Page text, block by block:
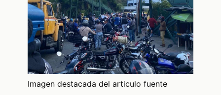
Imagen destacada del articulo fuente